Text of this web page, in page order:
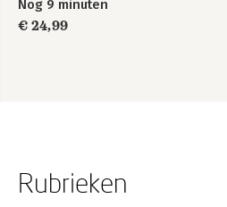
Nog 9 minuten
€ 24,99
Rubrieken